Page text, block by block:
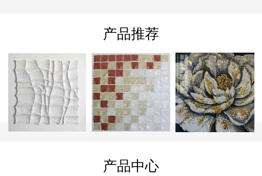
产品推荐
产品中心